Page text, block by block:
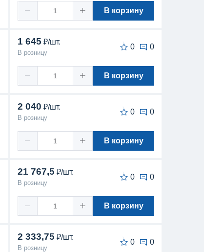
В корзину
1 645 ₽/шт.
В розницу
0 0
В корзину
2 040 ₽/шт.
В розницу
0 0
В корзину
21 767,5 ₽/шт.
В розницу
0 0
В корзину
2 333,75 ₽/шт.
В розницу
0 0